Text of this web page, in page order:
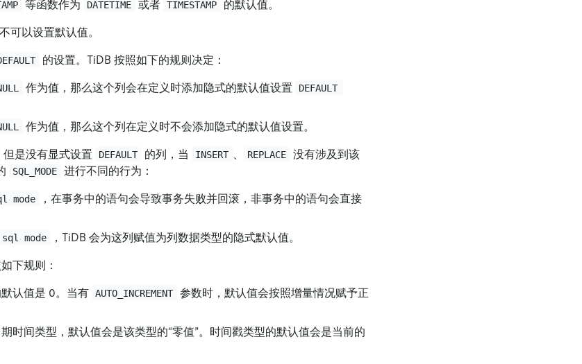
等函数作为 DATETIME 或者 TIMESTAMP 的默认值。
不可以设置默认值。
的设置。TiDB 按照如下的规则决定：
作为值，那么这个列会在定义时添加隐式的默认值设置
DEFAULT
作为值，那么这个列在定义时不会添加隐式的默认值设置。
但是没有显式设置 DEFAULT 的列，当 INSERT REPLACE
没有涉及到该
SQL_MODE 进行不同的行为：
mode
，在事务中的语句会导致事务失败并回滚，非事务中的语句会直接
mode ，TiDB 会为这列赋值为列数据类型的隐式默认值。
下规则：
认值是 0。当有 AUTO_INCREMENT 参数时，默认值会按照增量情况赋予正
时间类型，默认值会是该类型的“零值”。时间戳类型的默认值会是当前的